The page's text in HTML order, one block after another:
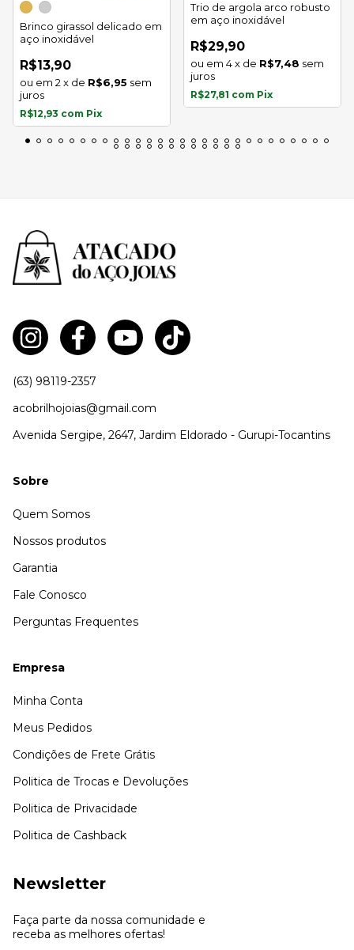
Brinco girassol delicado em
aço inoxidável
R$13,90
2 x de R$6,95 sem
juros
R$12,93 com Pix
Trio de argola arco robusto
em aço inoxidável
R$29,90
4x de R$7,48 sem
juros
R$27,81 com Pix
(63) 98119-2357
acobrilhojoias@gmail.com
Avenida Sergipe, 2647, Jardim Eldorado - Gurupi-Tocantins
Sobre
Quem Somos
Nossos produtos
Garantia
Fale Conosco
Perguntas Frequentes
Empresa
Minha Conta
Meus Pedidos
Condições de Frete Grátis
Politica de Trocas e Devoluções
Politica de Privacidade
Politica de Cashback
Newsletter
Faça parte da nossa comunidade e
receba as melhores ofertas!